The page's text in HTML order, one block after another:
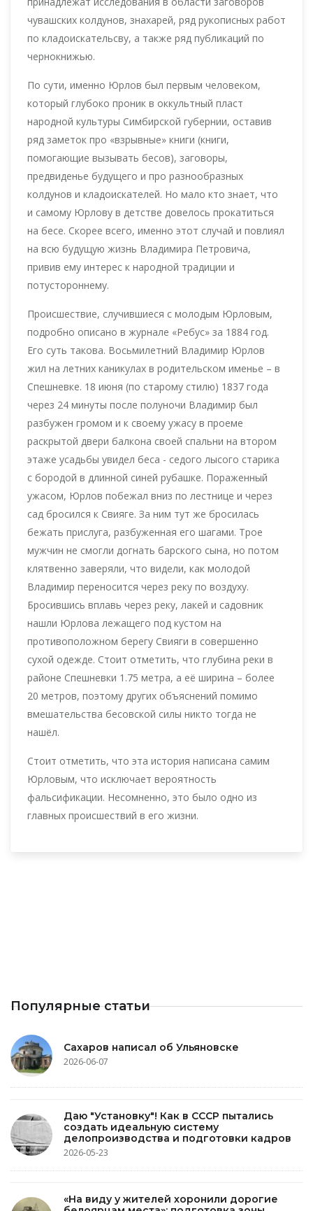
чувашских колдунов, знахарей, ряд рукописных работ
по кладоискательсву, а также ряд публикаций по
чернокнижью.
По сути, именно Юрлов был первым человеком,
который глубоко проник в оккультный пласт
народной культуры Симбирской губернии, оставив
ряд заметок про «взрывные» книги (книги,
помогающие вызывать бесов), заговоры,
предвиденье будущего и про разнообразных
колдунов и кладоискателей. Но мало кто знает, что
и самому Юрлову в детстве довелось прокатиться
на бесе. Скорее всего, именно этот случай и повлиял
на всю будущую жизнь Владимира Петровича,
привив ему интерес к народной традиции и
потустороннему.
Происшествие, случившиеся с молодым Юрловым,
подробно описано в журнале «Ребус» за 1884 год.
Его суть такова. Восьмилетний Владимир Юрлов
жил на летних каникулах в родительском именье – в
Спешневке. 18 июня (по старому стилю) 1837 года
через 24 минуты после полуночи Владимир был
разбужен громом и к своему ужасу в проеме
раскрытой двери балкона своей спальни на втором
этаже усадьбы увидел беса - седого лысого старика
с бородой в длинной синей рубашке. Пораженный
ужасом, Юрлов побежал вниз по лестнице и через
сад бросился к Свияге. За ним тут же бросилась
бежать прислуга, разбуженная его шагами. Трое
мужчин не смогли догнать барского сына, но потом
клятвенно заверяли, что видели, как молодой
Владимир переносится через реку по воздуху.
Бросившись вплавь через реку, лакей и садовник
нашли Юрлова лежащего под кустом на
противоположном берегу Свияги в совершенно
сухой одежде. Стоит отметить, что глубина реки в
районе Спешневки 1.75 метра, а её ширина – более
20 метров, поэтому других объяснений помимо
вмешательства бесовской силы никто тогда не
нашёл.
Стоит отметить, что эта история написана самим
Юрловым, что исключает вероятность
фальсификации. Несомненно, это было одно из
главных происшествий в его жизни.
Популярные статьи
Сахаров написал об Ульяновске
2026-06-07
Даю "Установку"! Как в СССР пытались
создать идеальную систему
делопроизводства и подготовки кадров
2026-05-23
«На виду у жителей хоронили дорогие